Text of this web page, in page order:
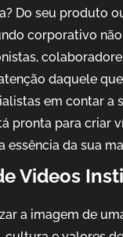
Do seu produto
corporativo
daquele
em contar
pronta para criar
essência da sua
Videos
a imagem de